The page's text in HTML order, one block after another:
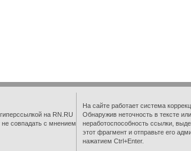
на RN.RU
совпадать с мнением
На сайте работает система
Обнаружив неточность в тексте или
неработоспособность ссылки,
этот фрагмент и отправьте его
нажатием Ctrl+Enter.